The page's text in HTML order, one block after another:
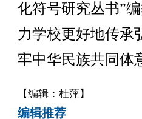
化符号研究丛书”
力学校更好地传承
牢中华民族共同体
【编辑：杜萍】
编辑推荐